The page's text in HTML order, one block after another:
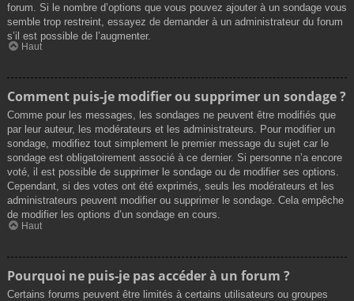
forum. Si le nombre d’options que vous pouvez ajouter à un sondage vous
semble trop restreint, essayez de demander à un administrateur du forum
s’il est possible de l’augmenter.
Haut
Comment puis-je modifier ou supprimer un sondage ?
Comme pour les messages, les sondages ne peuvent être modifiés que
par leur auteur, les modérateurs et les administrateurs. Pour modifier un
sondage, modifiez tout simplement le premier message du sujet car le
sondage est obligatoirement associé à ce dernier. Si personne n’a encore
voté, il est possible de supprimer le sondage ou de modifier ses options.
Cependant, si des votes ont été exprimés, seuls les modérateurs et les
administrateurs peuvent modifier ou supprimer le sondage. Cela empêche
de modifier les options d’un sondage en cours.
Haut
Pourquoi ne puis-je pas accéder à un forum ?
Certains forums peuvent être limités à certains utilisateurs ou groupes